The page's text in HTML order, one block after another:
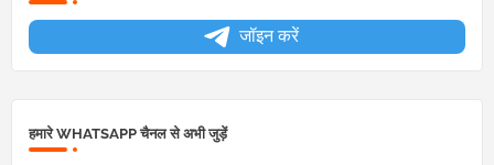
जॉइन करें
हमारे WHATSAPP चैनल से अभी जुड़ें